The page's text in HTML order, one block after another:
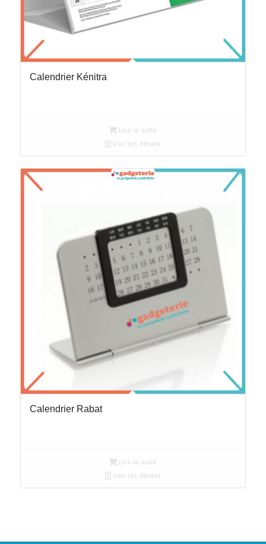
Calendrier Kénitra
Lire la suite
Voir les détails
Calendrier Rabat
Lire la suite
Voir les détails